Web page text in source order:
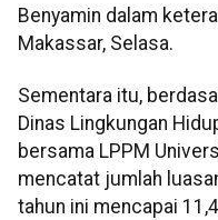
Benyamin dalam
Makassar, Selasa.
Sementara itu,
Dinas Lingkungan
bersama LPPM
mencatat jumlah
tahun ini mencapai